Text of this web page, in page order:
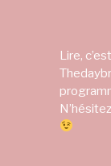
Lire,